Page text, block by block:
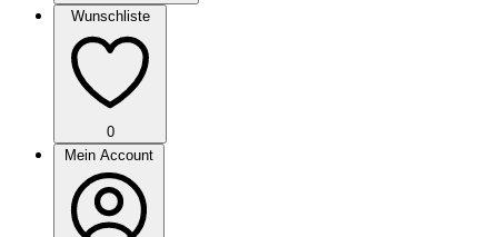
Wunschliste
0
Mein Account